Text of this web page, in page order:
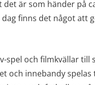
det är som händer på
dag finns det något att
spel och filmkvällar till
och innebandy spelas